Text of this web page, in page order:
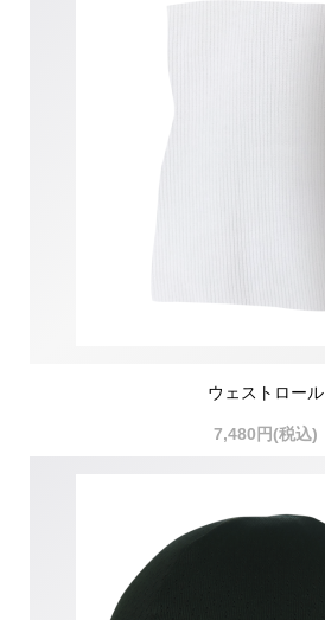
ウェストロール
7,480円(税込)